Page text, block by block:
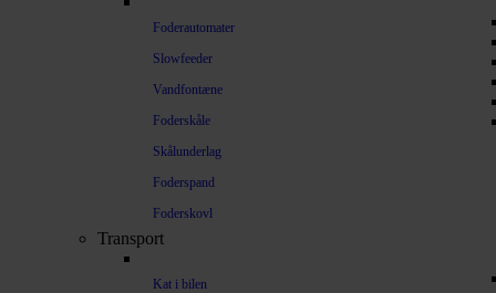
Foderautomater
Slowfeeder
Vandfontæne
Foderskåle
Skålunderlag
Foderspand
Foderskovl
Transport
Kat i bilen